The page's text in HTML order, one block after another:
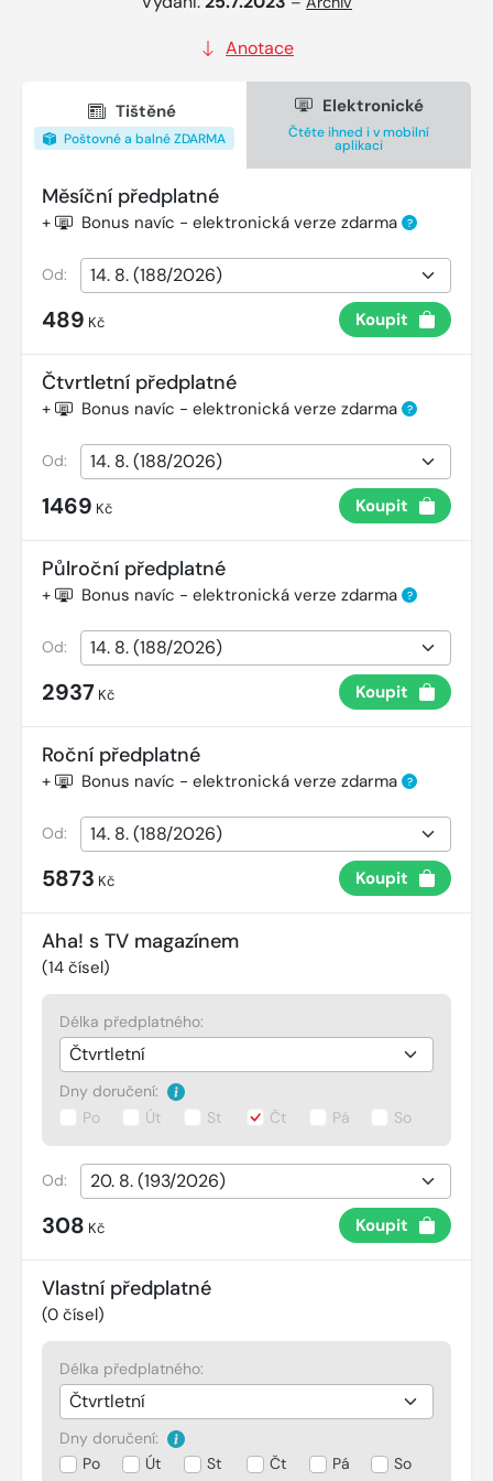
Anotace
Tištěné
Poštovné a balné ZDARMA
Elektronické
Čtěte ihned i v mobilní
aplikaci
Měsíční předplatné
+ Bonus navíc - elektronická verze zdarma ?
Od:
489 Kč Koupit
Čtvrtletní předplatné
+ Bonus navíc - elektronická verze zdarma ?
Od:
1469 Kč Koupit
Půlroční předplatné
+ Bonus navíc - elektronická verze zdarma ?
Od:
2937 Kč Koupit
Roční předplatné
+ Bonus navíc - elektronická verze zdarma ?
Od:
5873 Kč Koupit
Aha! s TV magazínem
(14 čísel)
Délka předplatného:
Dny doručení:
Po
Út St Čt Pá So
Od:
308 Kč Koupit
Vlastní předplatné
(0 čísel)
Délka předplatného:
Dny doručení:
Po
Út St Čt Pá So